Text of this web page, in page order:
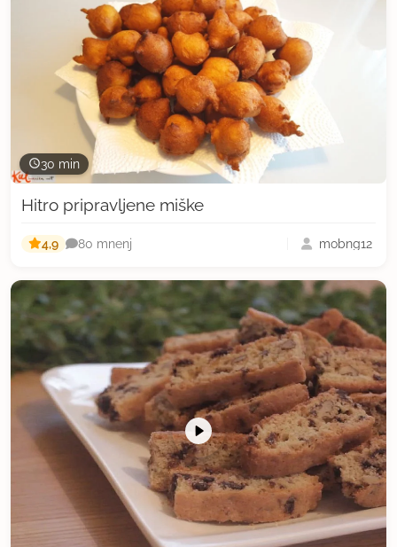
30 min
Hitro pripravljene miške
4,9 80 mnenj mobng12